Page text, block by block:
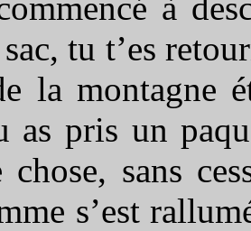
tu t’es
la montagne
as pris un
chose, sans
s’est